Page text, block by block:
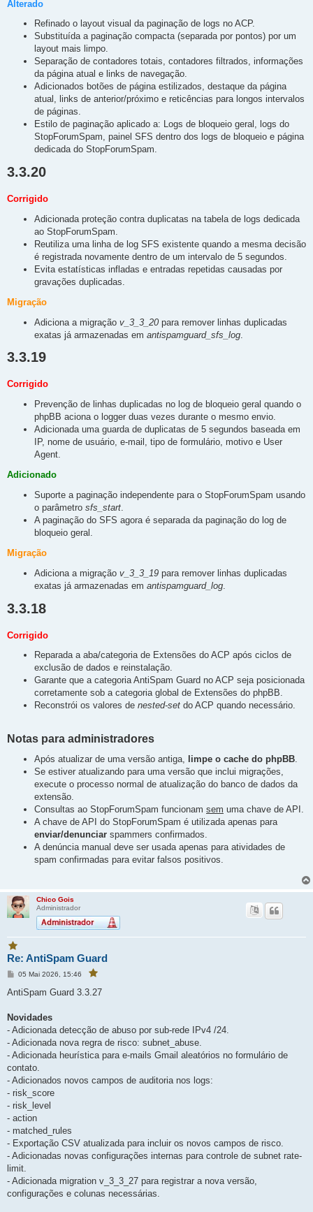
Alterado
Refinado o layout visual da paginação de logs no ACP.
Substituída a paginação compacta (separada por pontos) por um
layout mais limpo.
Separação de contadores totais, contadores filtrados, informações
da página atual e links de navegação.
Adicionados botões de página estilizados, destaque da página
atual, links de anterior/próximo e reticências para longos intervalos
de páginas.
Estilo de paginação aplicado a: Logs de bloqueio geral, logs do
StopForumSpam, painel SFS dentro dos logs de bloqueio e página
dedicada do StopForumSpam.
3.3.20
Corrigido
Adicionada proteção contra duplicatas na tabela de logs dedicada
ao StopForumSpam.
Reutiliza uma linha de log SFS existente quando a mesma decisão
é registrada novamente dentro de um intervalo de 5 segundos.
Evita estatísticas infladas e entradas repetidas causadas por
gravações duplicadas.
Migração
Adiciona a migração v_3_3_20 para remover linhas duplicadas
exatas já armazenadas em antispamguard_sfs_log
3.3.19
Corrigido
Prevenção de linhas duplicadas no log de bloqueio geral quando o
phpBB aciona o logger duas vezes durante o mesmo envio.
Adicionada uma guarda de duplicatas de 5 segundos baseada em
IP, nome de usuário, e-mail, tipo de formulário, motivo e User
Agent.
Adicionado
Suporte a paginação independente para o StopForumSpam usando
o parâmetro sfs_start
A paginação do SFS agora é separada da paginação do log de
bloqueio geral.
Migração
Adiciona a migração v_3_3_19 para remover linhas duplicadas
exatas já armazenadas em antispamguard_log
3.3.18
Corrigido
Reparada a aba/categoria de Extensões do ACP após ciclos de
exclusão de dados e reinstalação.
Garante que a categoria AntiSpam Guard no ACP seja posicionada
corretamente sob a categoria global de Extensões do phpBB.
Reconstrói os valores de nested-set do ACP quando necessário.
Notas para administradores
Após atualizar de uma versão antiga, limpe o cache do phpBB
Se estiver atualizando para uma versão que inclui migrações,
execute o processo normal de atualização do banco de dados da
extensão.
Consultas ao StopForumSpam funcionam sem uma chave de API.
A chave de API do StopForumSpam é utilizada apenas para
enviar/denunciar spammers confirmados.
A denúncia manual deve ser usada apenas para atividades de
spam confirmadas para evitar falsos positivos.
Chico Gois
Administrador
V
o
ê
o
r
t
o
u
e
t
a
p
s
t
a
m
Re: AntiSpam Guard
M
n
g
m
05 Mai 2026, 15:46
V
c
ê
r
t
u
t
m
AntiSpam Guard 3.3.27
Novidades
- Adicionada detecção de abuso por sub-rede IPv4 /24.
- Adicionada nova regra de risco: subnet_abuse.
- Adicionada heurística para e-mails Gmail aleatórios no formulário de
contato.
- Adicionados novos campos de auditoria nos logs:
- risk_score
- risk_level
- action
- matched_rules
- Exportação CSV atualizada para incluir os novos campos de risco.
- Adicionadas novas configurações internas para controle de subnet rate-
limit.
- Adicionada migration v_3_3_27 para registrar a nova versão,
configurações e colunas necessárias.